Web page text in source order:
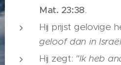
Mat. 23:38.
Hij prijst gelovige
geloof dan in
Hij zegt: "Ik heb